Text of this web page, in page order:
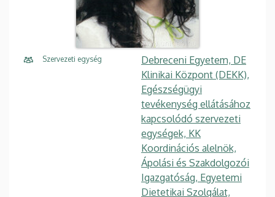
Szervezeti egység
Debreceni Egyetem, DE
Klinikai Központ (DEKK),
Egészségügyi
tevékenység ellátásához
kapcsolódó szervezeti
egységek, KK
Koordinációs alelnök,
Ápolási és Szakdolgozói
Igazgatóság, Egyetemi
Dietetikai Szolgálat,